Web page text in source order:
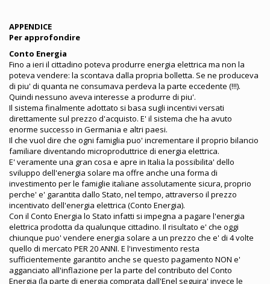
APPENDICE
Per approfondire
Conto Energia
Fino a ieri il cittadino poteva produrre energia elettrica ma non la
poteva vendere: la scontava dalla propria bolletta. Se ne produceva
di piu' di quanta ne consumava perdeva la parte eccedente (!!!).
Quindi nessuno aveva interesse a produrre di piu'.
Il sistema finalmente adottato si basa sugli incentivi versati
direttamente sul prezzo d'acquisto. E' il sistema che ha avuto
enorme successo in Germania e altri paesi.
Il che vuol dire che ogni famiglia puo' incrementare il proprio bilancio
familiare diventando microproduttrice di energia elettrica.
E' veramente una gran cosa e apre in Italia la possibilita' dello
sviluppo dell'energia solare ma offre anche una forma di
investimento per le famiglie italiane assolutamente sicura, proprio
perche' e' garantita dallo Stato, nel tempo, attraverso il prezzo
incentivato dell'energia elettrica (Conto Energia).
Con il Conto Energia lo Stato infatti si impegna a pagare l'energia
elettrica prodotta da qualunque cittadino. Il risultato e' che oggi
chiunque puo' vendere energia solare a un prezzo che e' di 4 volte
quello di mercato PER 20 ANNI. E l'investimento resta
sufficientemente garantito anche se questo pagamento NON e'
agganciato all'inflazione per la parte del contributo del Conto
Energia (la parte di energia comprata dall'Enel seguira' invece le